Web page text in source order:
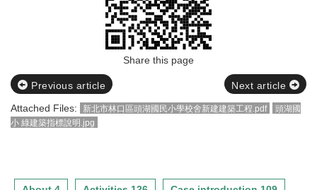
Share this page
Previous article
Next article
Attached Files:
新北市林口區頭湖國民小學校舍新建建築工程.pdf
頭湖國
小 綠建築指標說明.jpg